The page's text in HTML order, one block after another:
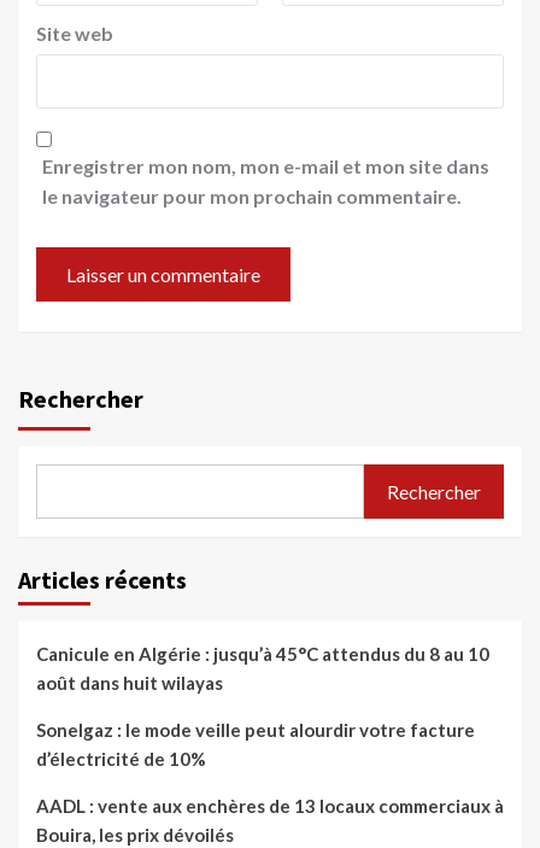
Site web
Enregistrer mon nom, mon e-mail et mon site dans
le navigateur pour mon prochain commentaire.
Rechercher
Rechercher
Articles récents
Canicule en Algérie : jusqu’à 45°C attendus du 8 au 10
août dans huit wilayas
Sonelgaz : le mode veille peut alourdir votre facture
d’électricité de 10%
AADL : vente aux enchères de 13 locaux commerciaux à
Bouira, les prix dévoilés